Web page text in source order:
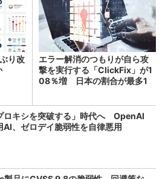
り改
エラー解消のつもりが自ら攻
撃を実行する「ClickFix」が1
08％増 日本の割合が最多1
ロキシを突破する」時代へ OpenAI
AI、ゼロデイ脆弱性を自律悪用